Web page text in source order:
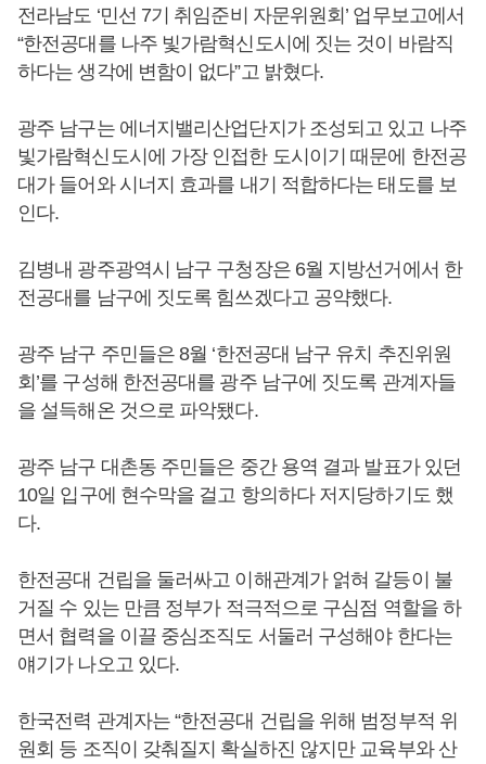
전라남도 ‘민선 7기 취임준비 자문위원회’ 업무보고에서
“한전공대를 나주 빛가람혁신도시에 짓는 것이 바람직
하다는 생각에 변함이 없다”고 밝혔다.
광주 남구는 에너지밸리산업단지가 조성되고 있고 나주
빛가람혁신도시에 가장 인접한 도시이기 때문에 한전공
대가 들어와 시너지 효과를 내기 적합하다는 태도를 보
인다.
김병내 광주광역시 남구 구청장은 6월 지방선거에서 한
전공대를 남구에 짓도록 힘쓰겠다고 공약했다.
광주 남구 주민들은 8월 ‘한전공대 남구 유치 추진위원
회’를 구성해 한전공대를 광주 남구에 짓도록 관계자들
을 설득해온 것으로 파악됐다.
광주 남구 대촌동 주민들은 중간 용역 결과 발표가 있던
10일 입구에 현수막을 걸고 항의하다 저지당하기도 했
다.
한전공대 건립을 둘러싸고 이해관계가 얽혀 갈등이 불
거질 수 있는 만큼 정부가 적극적으로 구심점 역할을 하
면서 협력을 이끌 중심조직도 서둘러 구성해야 한다는
얘기가 나오고 있다.
한국전력 관계자는 “한전공대 건립을 위해 범정부적 위
원회 등 조직이 갖춰질지 확실하진 않지만 교육부와 산